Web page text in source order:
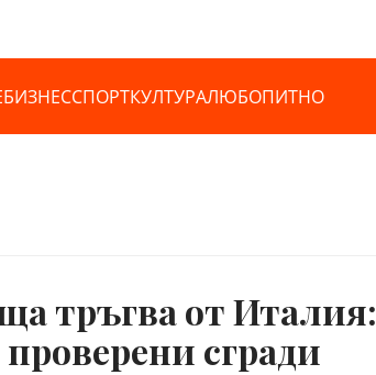
БИЗНЕССПОРТКУЛТУРАЛЮБОПИТНО
тръгва от Италия:
сгради